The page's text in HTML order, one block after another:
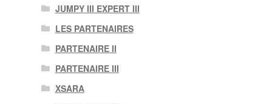
JUMPY III EXPERT III
LES PARTENAIRES
PARTENAIRE II
PARTENAIRE III
XSARA